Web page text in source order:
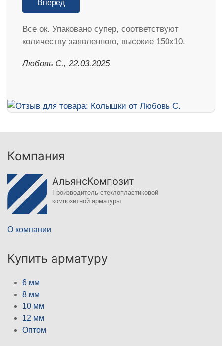
Вперед
Все ок. Упаковано супер, соответствуют
количеству заявленного, высокие 150х10.
Любовь С., 22.03.2025
Компания
АльянсКомпозит
Производитель стеклопластиковой
композитной арматуры
О компании
Купить арматуру
6 мм
8 мм
10 мм
12 мм
Оптом